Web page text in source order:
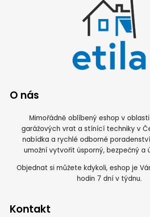
O nás
Mimořádně oblíbený eshop v
garážových vrat a stínící techniky v
nabídka a rychlé odborné
umožní vytvořit úsporný, bezpečný a
Objednat si můžete kdykoli, eshop je
hodin 7 dní v týdnu.
Kontakt